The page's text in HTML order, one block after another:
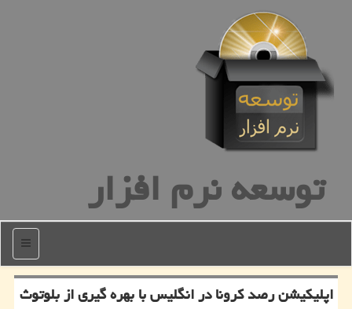
توسعه نرم افزار
منو
اپلیكیشن رصد كرونا در انگلیس با بهره گیری از بلوتوث